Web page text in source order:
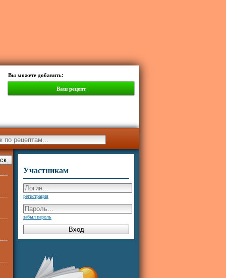
Вы можете добавить:
Ваш рецепт
Участникам
регистрация
забыл пароль